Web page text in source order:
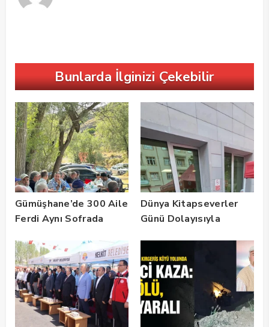
Bunlarda İlginizi Çekebilir
Gümüşhane’de 300 Aile
Ferdi Aynı Sofrada
Dünya Kitapseverler
Günü Dolayısıyla
Gerçekleştirildi